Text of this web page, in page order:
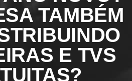
TAMBÉM
E TVS